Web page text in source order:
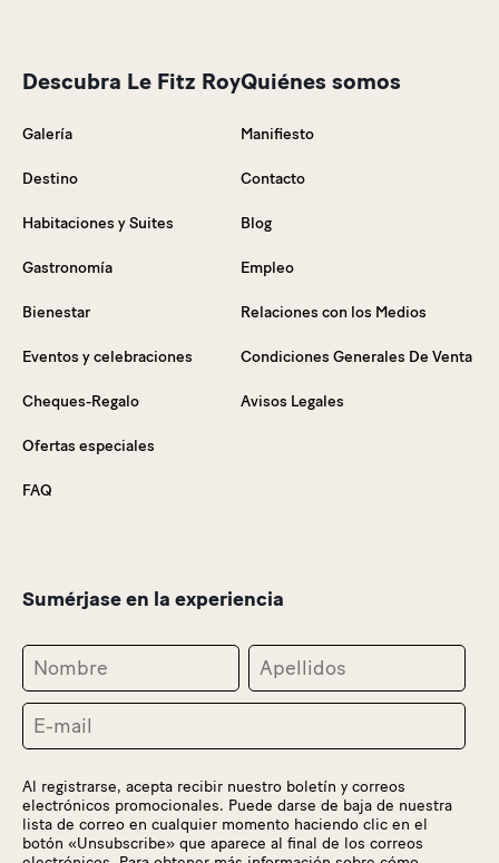
Descubra Le Fitz Roy
Galería
Destino
Habitaciones y Suites
Gastronomía
Bienestar
Eventos y celebraciones
Cheques-Regalo
Ofertas especiales
FAQ
Quiénes somos
Manifiesto
Contacto
Blog
Empleo
Relaciones con los Medios
Condiciones Generales De Venta
Avisos Legales
Sumérjase en la experiencia
Al registrarse, acepta recibir nuestro boletín y correos
electrónicos promocionales. Puede darse de baja de nuestra
lista de correo en cualquier momento haciendo clic en el
botón «Unsubscribe» que aparece al final de los correos